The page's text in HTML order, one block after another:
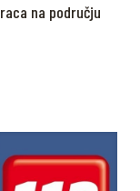
na području